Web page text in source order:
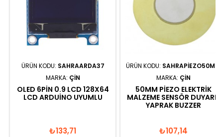
ÜRÜN KODU: SAHRAARDA37
MARKA: ÇIN
OLED 6PIN 0.9 LCD 128X64
LCD ARDUINO UYUMLU
₺133,71
ÜRÜN KODU: SAHRAPIEZO50MM
MARKA: ÇIN
50MM PIEZO ELEKTRIK
MALZEME SENSÖR DUYARLI
YAPRAK BUZZER
₺107,14